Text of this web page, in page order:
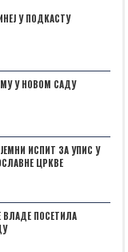
У ПОДКАСТУ
У НОВОМ САДУ
ИСПИТ ЗА УПИС У
ЦРКВЕ
ВЛАДЕ ПОСЕТИЛА